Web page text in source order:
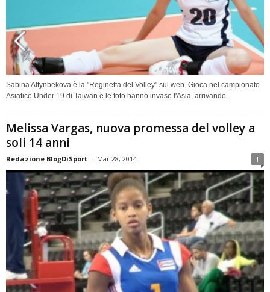
Sabina Altynbekova è la "Reginetta del Volley" sul web. Gioca nel campionato
Asiatico Under 19 di Taiwan e le foto hanno invaso l'Asia, arrivando...
Melissa Vargas, nuova promessa del volley a
soli 14 anni
Redazione BlogDiSport - Mar 28, 2014 1